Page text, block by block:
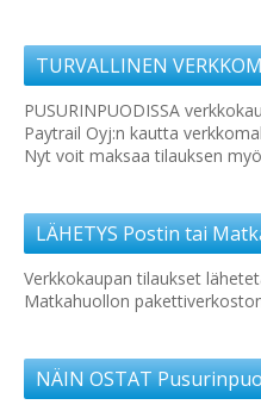
TURVALLINEN
PUSURINPUODISSA
Paytrail Oyj:n kautta
Nyt voit maksaa tilauksen
LÄHETYS Postin tai
Verkkokaupan tilaukset
Matkahuollon
NÄIN OSTAT